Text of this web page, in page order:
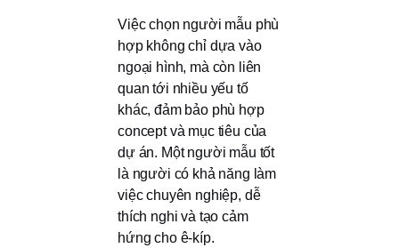
Việc chọn người mẫu phù
hợp không chỉ dựa vào
ngoại hình, mà còn liên
quan tới nhiều yếu tố
khác, đảm bảo phù hợp
concept và mục tiêu của
dự án. Một người mẫu tốt
là người có khả năng làm
việc chuyên nghiệp, dễ
thích nghi và tạo cảm
hứng cho ê-kíp.